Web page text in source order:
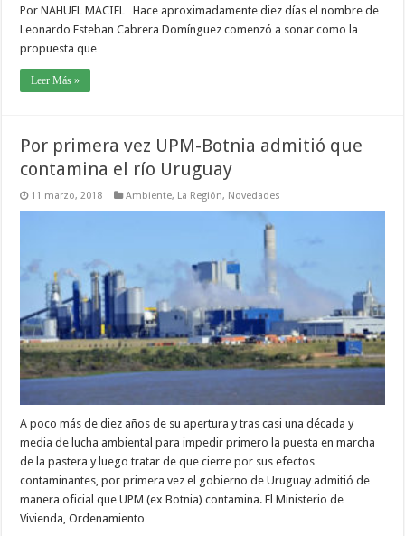
Por NAHUEL MACIEL Hace aproximadamente diez días el nombre de
Leonardo Esteban Cabrera Domínguez comenzó a sonar como la
propuesta que …
Leer Más »
Por primera vez UPM-Botnia admitió que
contamina el río Uruguay
11 marzo, 2018 Ambiente, La Región, Novedades
A poco más de diez años de su apertura y tras casi una década y
media de lucha ambiental para impedir primero la puesta en marcha
de la pastera y luego tratar de que cierre por sus efectos
contaminantes, por primera vez el gobierno de Uruguay admitió de
manera oficial que UPM (ex Botnia) contamina. El Ministerio de
Vivienda, Ordenamiento …